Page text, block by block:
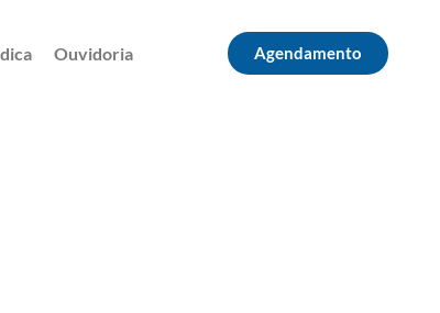
Ouvidoria Agendamento